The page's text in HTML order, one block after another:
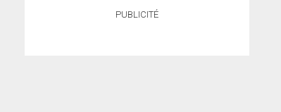
PUBLICITÉ